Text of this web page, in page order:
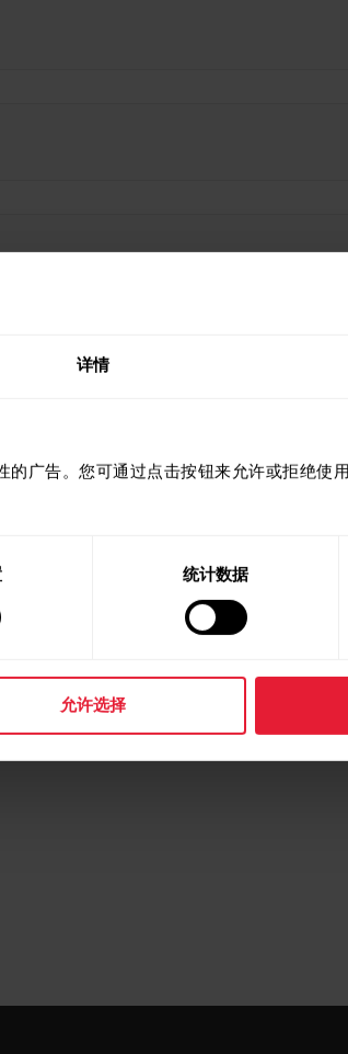
详情
广告。您可通过点击按钮来允许或拒绝使用
统计数据
允许选择
查找其他帮助，或联系您的